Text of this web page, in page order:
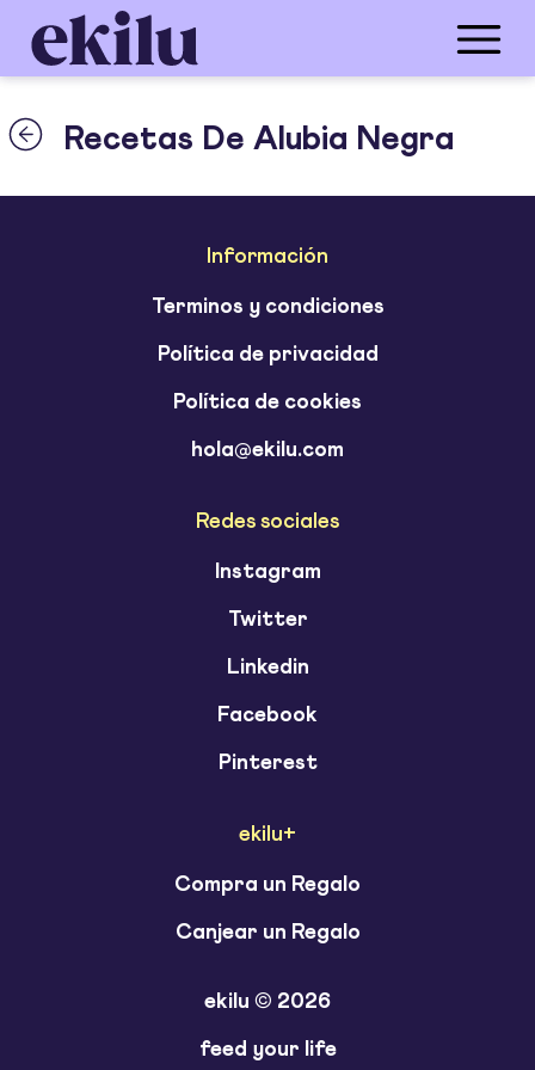
Recetas De Alubia Negra
Información
Terminos y condiciones
Política de privacidad
Política de cookies
hola@ekilu.com
Redes sociales
Instagram
Twitter
Linkedin
Facebook
Pinterest
ekilu+
Compra un Regalo
Canjear un Regalo
ekilu © 2026
feed your life